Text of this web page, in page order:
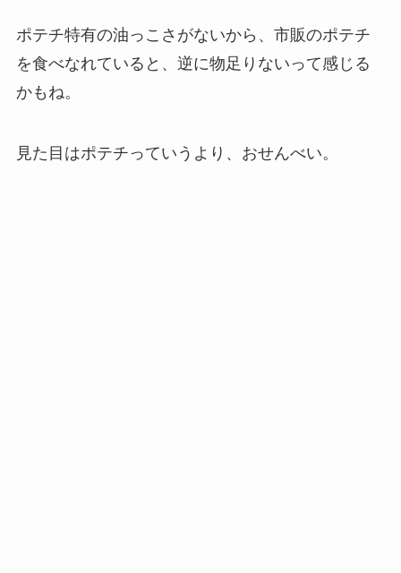
ポテチ特有の油っこさがないから、市販のポテチ
を食べなれていると、逆に物足りないって感じる
かもね。
見た目はポテチっていうより、おせんべい。